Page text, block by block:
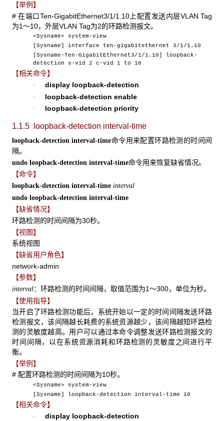
【举例】
# 在端口Ten-GigabitEthernet3/1/1.10上配置发送内层VLAN Tag
为1～10，外层VLAN Tag为2的环路检测报文。
<Sysname> system-view
[Sysname] interface ten-gigabitethernet 3/1/1.10
[Sysname-Ten-GigabitEthernet3/1/1.10] loopback-
detection s-vid 2 c-vid 1 to 10
【相关命令】
· display loopback-detection
· loopback-detection enable
· loopback-detection priority
1.1.5 loopback-detection interval-time
loopback-detection interval-time命令用来配置环路检测的时间间
隔。
undo loopback-detection interval-time命令用来恢复缺省情况。
【命令】
loopback-detection interval-time interval
undo loopback-detection interval-time
【缺省情况】
环路检测的时间间隔为30秒。
【视图】
系统视图
【缺省用户角色】
network-admin
【参数】
interval：环路检测的时间间隔，取值范围为1～300，单位为秒。
【使用指导】
当开启了环路检测功能后，系统开始以一定的时间间隔发送环路
检测报文，该间隔越长耗费的系统资源越少，该间隔越短环路检
测的灵敏度越高。用户可以通过本命令调整发送环路检测报文的
时间间隔，以在系统资源消耗和环路检测的灵敏度之间进行平
衡。
【举例】
# 配置环路检测的时间间隔为10秒。
<Sysname> system-view
[Sysname] loopback-detection interval-time 10
【相关命令】
· display loopback-detection